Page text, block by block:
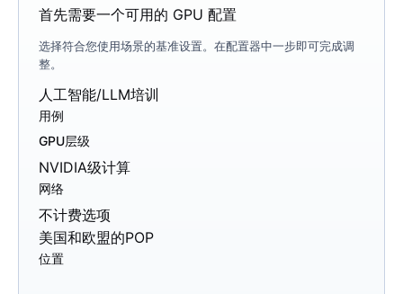
首先需要一个可用的 GPU 配置
选择符合您使用场景的基准设置。在配置器中一步即可完成调
整。
人工智能/LLM培训
用例
GPU层级
NVIDIA级计算
网络
不计费选项
美国和欧盟的POP
位置